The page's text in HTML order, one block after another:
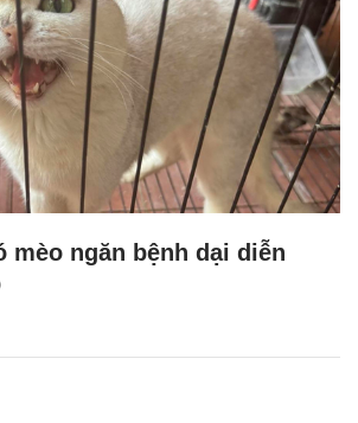
mèo ngăn bệnh dại diễn